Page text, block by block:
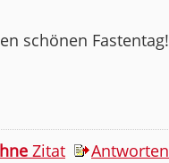
schönen Fastentag!
Zitat Antworten